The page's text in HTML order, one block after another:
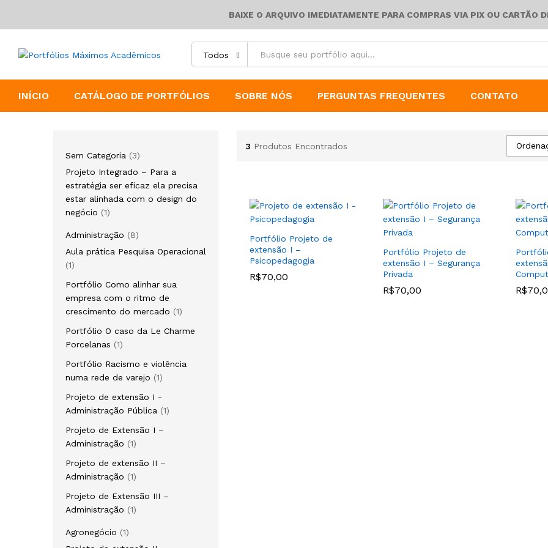
BAIXE O ARQUIVO IMEDIATAMENTE PARA COMPRAS VIA PIX OU CARTÃO
Todos
INÍCIO CATÁLOGO DE PORTFÓLIOS SOBRE NÓS PERGUNTAS FREQUENTES CONTATO
3 Produtos Encontrados
Portfólio Projeto de
extensão I –
Psicopedagogia
R$70,00
R$70,00
Portfólio Projeto de
extensão I – Segurança
Privada
R$70,00
R$70,00 R$
R$
Sem Categoria 33
produtos
Projeto Integrado – Para a
estratégia ser eficaz ela precisa
estar alinhada com o design do
negócio
11
Administração
88
produtos
Aula prática Pesquisa Operacional
11
Portfólio Como alinhar sua
empresa com o ritmo de
crescimento do mercado
11
Portfólio O caso da Le Charme
Porcelanas
11
Portfólio Racismo e violência
numa rede de varejo
11
Projeto de extensão I -
Administração Pública
11
Projeto de Extensão I –
Administração
11
Projeto de extensão II –
Administração
11
Projeto de Extensão III –
Administração
11
Agronegócio
11
produto